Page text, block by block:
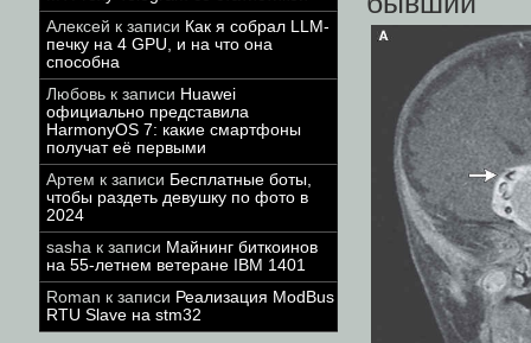
Алексей к записи Как я собрал LLM-
печку на 4 GPU, и на что она
способна
Любовь к записи Huawei
официально представила
HarmonyOS 7: какие смартфоны
получат её первыми
Артем к записи Бесплатные боты,
чтобы раздеть девушку по фото в
2024
sasha к записи Майнинг биткоинов
на 55-летнем ветеране IBM 1401
Roman к записи Реализация ModBus
RTU Slave на stm32